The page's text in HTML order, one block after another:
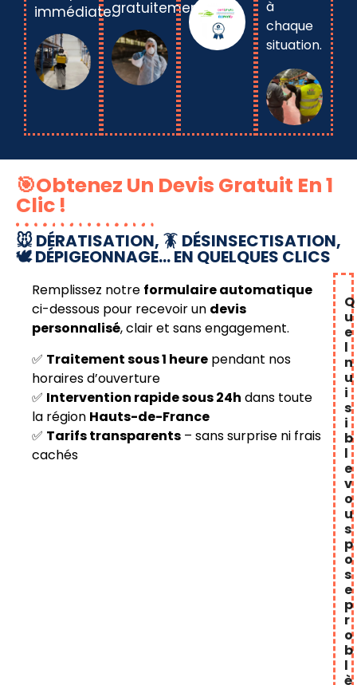
immédiate.gratuitement.
à
chaque
situation.
🎯Obtenez Un Devis Gratuit En 1
Clic !
🐭 DÉRATISATION, 🪳 DÉSINSECTISATION,
🕊️ DÉPIGEONNAGE… EN QUELQUES CLICS
Remplissez notre formulaire automatique
ci-dessous pour recevoir un devis
personnalisé, clair et sans engagement.
✅ Traitement sous 1 heure pendant nos
horaires d’ouverture
✅ Intervention rapide sous 24h dans toute
la région Hauts-de-France
✅ Tarifs transparents – sans surprise ni frais
cachés
Q
u
e
l
n
u
i
s
i
b
l
e
v
o
u
s
p
o
s
e
p
r
o
b
l
è